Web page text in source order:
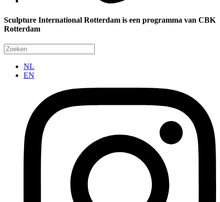
Sculpture International Rotterdam is een programma van CBK
Rotterdam
NL
EN